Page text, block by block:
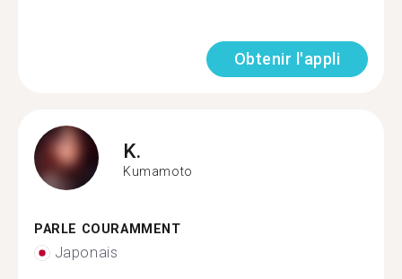
Obtenir l'appli
K.
Kumamoto
PARLE COURAMMENT
Japonais